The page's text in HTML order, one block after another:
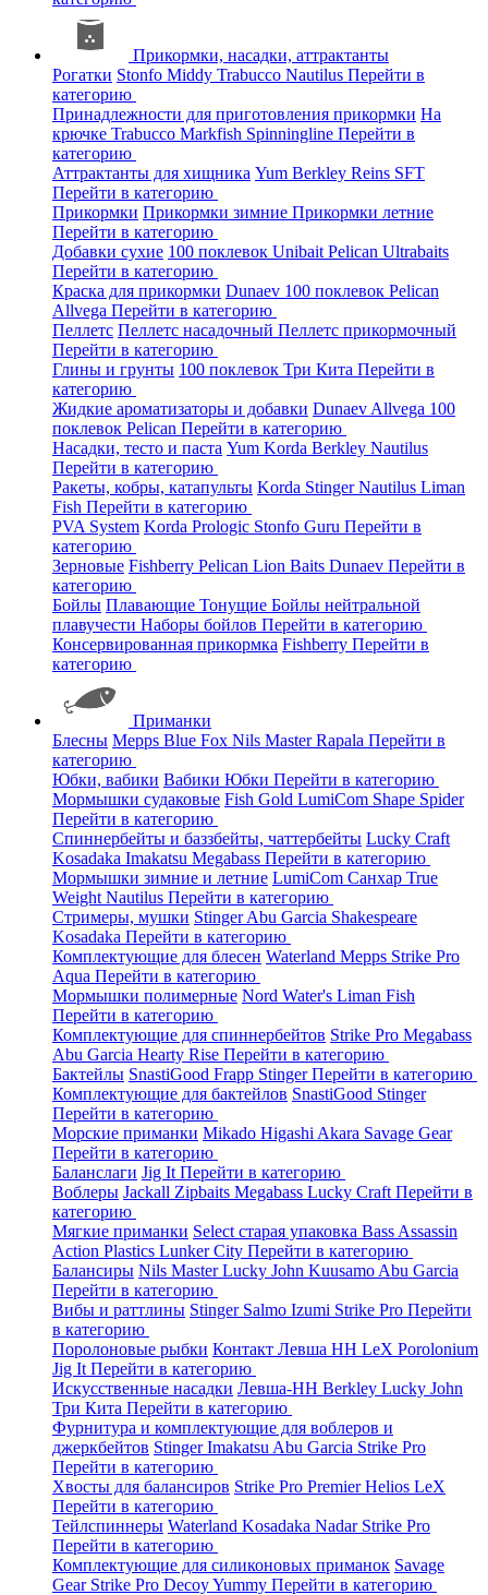
Прикормки, насадки, аттрактанты
Рогатки Stonfo Middy Trabucco Nautilus Перейти в
категорию
Принадлежности для приготовления прикормки На
крючке Trabucco Markfish Spinningline Перейти в
категорию
Аттрактанты для хищника Yum Berkley Reins SFT
Перейти в категорию
Прикормки Прикормки зимние Прикормки летние
Перейти в категорию
Добавки сухие 100 поклевок Unibait Pelican Ultrabaits
Перейти в категорию
Краска для прикормки Dunaev 100 поклевок Pelican
Allvega Перейти в категорию
Пеллетс Пеллетс насадочный Пеллетс прикормочный
Перейти в категорию
Глины и грунты 100 поклевок Три Кита Перейти в
категорию
Жидкие ароматизаторы и добавки Dunaev Allvega 100
поклевок Pelican Перейти в категорию
Насадки, тесто и паста Yum Korda Berkley Nautilus
Перейти в категорию
Ракеты, кобры, катапульты Korda StingerNautilus Liman
Fish Перейти в категорию
PVA System Korda Prologic Stonfo Guru Перейти в
категорию
Зерновые Fishberry Pelican Lion Baits Dunaev Перейти в
категорию
Бойлы Плавающие Тонущие Бойлы нейтральной
плавучести Наборы бойлов Перейти в категорию
Консервированная прикормка Fishberry Перейти в
категорию
Приманки
Блесны Mepps Blue Fox Nils MasterRapala Перейти в
категорию
Юбки, вабики Вабики Юбки Перейти в категорию
Мормышки судаковые Fish Gold LumiCom Shape Spider
Перейти в категорию
Спиннербейты и баззбейты, чаттербейты Lucky Craft
Kosadaka Imakatsu Megabass Перейти в категорию
Мормышки зимние и летние LumiCom Санхар True
Weight Nautilus Перейти в категорию
Стримеры, мушки StingerAbu Garcia Shakespeare
Kosadaka Перейти в категорию
Комплектующие для блесен Waterland Mepps Strike Pro
Aqua Перейти в категорию
Мормышки полимерные Nord Water's Liman Fish
Перейти в категорию
Комплектующие для спиннербейтов Strike Pro Megabass
Abu Garcia Hearty Rise Перейти в категорию
Бактейлы SnastiGood Frapp StingerПерейти в категорию
Комплектующие для бактейлов SnastiGood Stinger
Перейти в категорию
Морские приманки Mikado Higashi Akara Savage Gear
Перейти в категорию
Баланслаги Jig It Перейти в категорию
Воблеры Jackall Zipbaits Megabass Lucky Craft Перейти в
категорию
Мягкие приманки Select старая упаковка Bass Assassin
Action Plastics Lunker City Перейти в категорию
Балансиры Nils MasterLucky John Kuusamo Abu Garcia
Перейти в категорию
Вибы и раттлины Stinger Salmo Izumi Strike Pro Перейти
в категорию
Поролоновые рыбки Контакт Левша НН LeX Porolonium
Jig It Перейти в категорию
Искусственные насадки Левша-НН Berkley Lucky John
Три Кита Перейти в категорию
Фурнитура и комплектующие для воблеров и
джеркбейтов StingerImakatsu Abu Garcia Strike Pro
Перейти в категорию
Хвосты для балансиров Strike Pro PremierHelios LeX
Перейти в категорию
Тейлспиннеры Waterland Kosadaka Nadar Strike Pro
Перейти в категорию
Комплектующие для силиконовых приманок Savage
Gear Strike Pro DecoyYummy Перейти в категорию